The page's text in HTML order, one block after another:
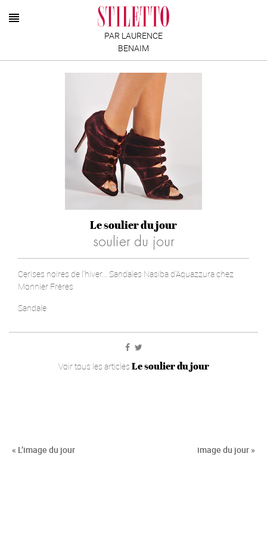
PAR LAURENCE
BENAIM
Le soulier du jour
soulier du jour
Cerises noires de l'hiver... Sandales Nasiba d'Aquazzura chez
Monnier Frères
Sandale
Voir tous les articles Le soulier du jour
« L’image du jour image du jour »